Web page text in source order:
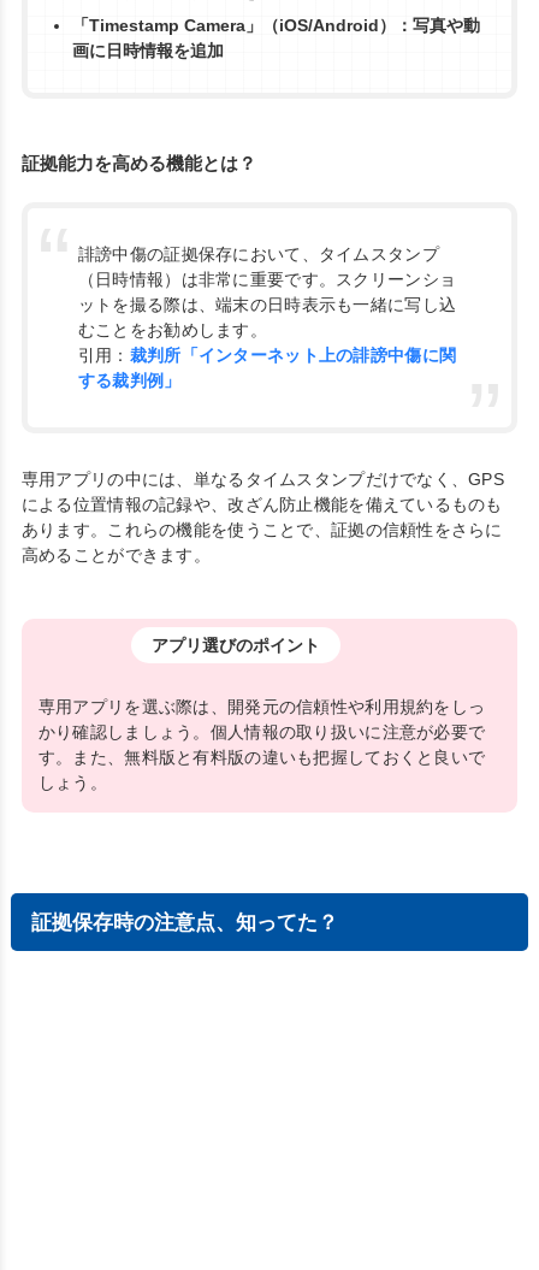
「Timestamp Camera」（iOS/Android）：写真や動
画に日時情報を追加
証拠能力を高める機能とは？
誹謗中傷の証拠保存において、タイムスタンプ
（日時情報）は非常に重要です。スクリーンショ
ットを撮る際は、端末の日時表示も一緒に写し込
むことをお勧めします。
引用： 裁判所「インターネット上の誹謗中傷に関
する裁判例」
専用アプリの中には、単なるタイムスタンプだけでなく、GPS
による位置情報の記録や、改ざん防止機能を備えているものも
あります。これらの機能を使うことで、証拠の信頼性をさらに
高めることができます。
アプリ選びのポイント
専用アプリを選ぶ際は、開発元の信頼性や利用規約をしっ
かり確認しましょう。個人情報の取り扱いに注意が必要で
す。また、無料版と有料版の違いも把握しておくと良いで
しょう。
証拠保存時の注意点、知ってた？